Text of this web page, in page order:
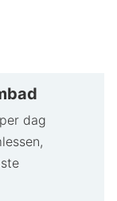
dag